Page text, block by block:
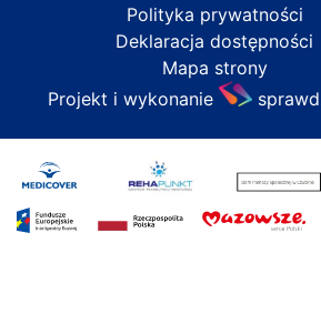
Polityka prywatności
Deklaracja dostępności
Mapa strony
Projekt i wykonanie